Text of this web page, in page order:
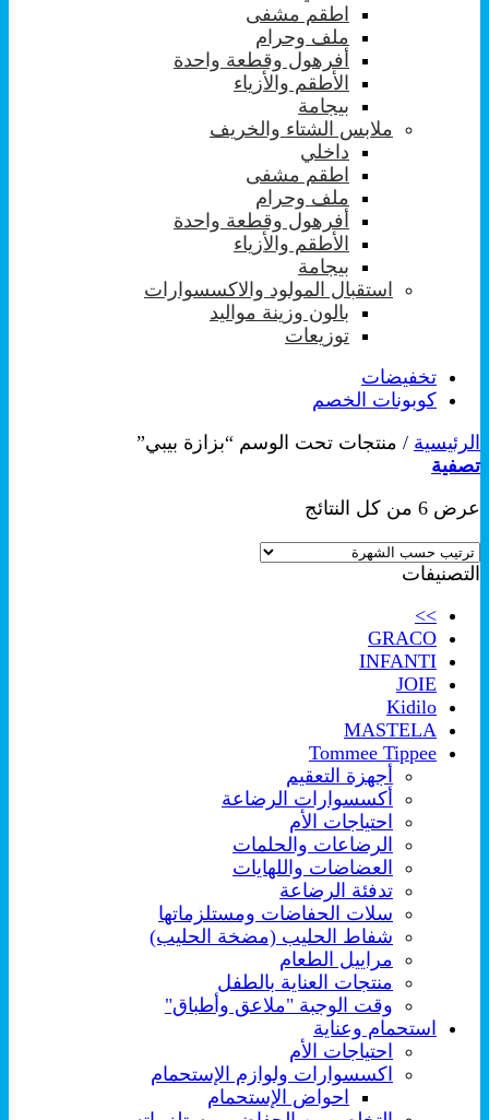
اطقم مشفى
ملف وحرام
أفرهول وقطعة واحدة
الأطقم والأزياء
بيجامة
ملابس الشتاء والخريف
داخلي
اطقم مشفى
ملف وحرام
أفرهول وقطعة واحدة
الأطقم والأزياء
بيجامة
استقبال المولود والاكسسوارات
بالون وزينة مواليد
توزيعات
تخفيضات
كوبونات الخصم
الرئيسية / منتجات تحت الوسم “بزازة بيبي”
تصفية
عرض ⁦6⁩ من كل النتائج
حسب
التصنيفات
>>
GRACO
INFANTI
JOIE
Kidilo
MASTELA
Tommee Tippee
أجهزة التعقيم
أكسسوارات الرضاعة
احتياجات الأم
الرضاعات والحلمات
العضاضات واللهايات
تدفئة الرضاعة
سلات الحفاضات ومستلزماتها
شفاط الحليب (مضخة الحليب)
مراييل الطعام
منتجات العناية بالطفل
وقت الوجبة "ملاعق وأطباق"
استحمام وعناية
احتياجات الأم
اكسسوارات ولوازم الإستحمام
احواض الإستحمام